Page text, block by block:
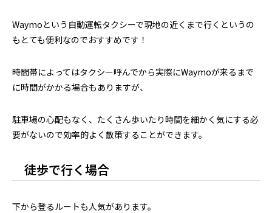
Waymoという自動運転タクシーで現地の近くまで行くというの
もとても便利なのでおすすめです！
時間帯によってはタクシー呼んでから実際にWaymoが来るまで
に時間がかかる場合もありますが、
駐車場の心配もなく、たくさん歩いたり時間を細かく気にする必
要がないので効率的よく散策することができます。
徒歩で行く場合
下から登るルートも人気があります。